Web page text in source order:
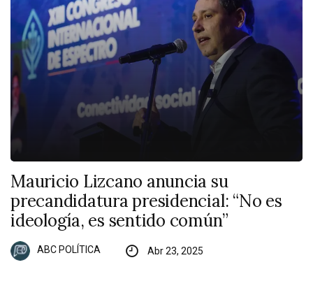
Mauricio Lizcano anuncia su
precandidatura presidencial: “No es
ideología, es sentido común”
ABC POLÍTICA Abr 23, 2025